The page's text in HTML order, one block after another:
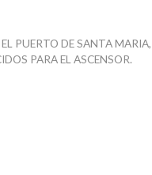
PUERTO DE SANTA
PARA EL ASCENSOR.